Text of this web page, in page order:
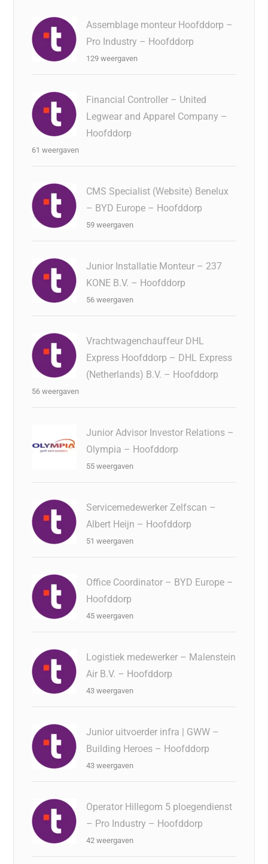
Assemblage monteur Hoofddorp –
Pro Industry – Hoofddorp
129 weergaven
Financial Controller – United
Legwear and Apparel Company –
Hoofddorp
61 weergaven
CMS Specialist (Website) Benelux
– BYD Europe – Hoofddorp
59 weergaven
Junior Installatie Monteur – 237
KONE B.V. – Hoofddorp
56 weergaven
Vrachtwagenchauffeur DHL
Express Hoofddorp – DHL Express
(Netherlands) B.V. – Hoofddorp
56 weergaven
Junior Advisor Investor Relations –
Olympia – Hoofddorp
55 weergaven
Servicemedewerker Zelfscan –
Albert Heijn – Hoofddorp
51 weergaven
Office Coordinator – BYD Europe –
Hoofddorp
45 weergaven
Logistiek medewerker – Malenstein
Air B.V. – Hoofddorp
43 weergaven
Junior uitvoerder infra | GWW –
Building Heroes – Hoofddorp
43 weergaven
Operator Hillegom 5 ploegendienst
– Pro Industry – Hoofddorp
42 weergaven